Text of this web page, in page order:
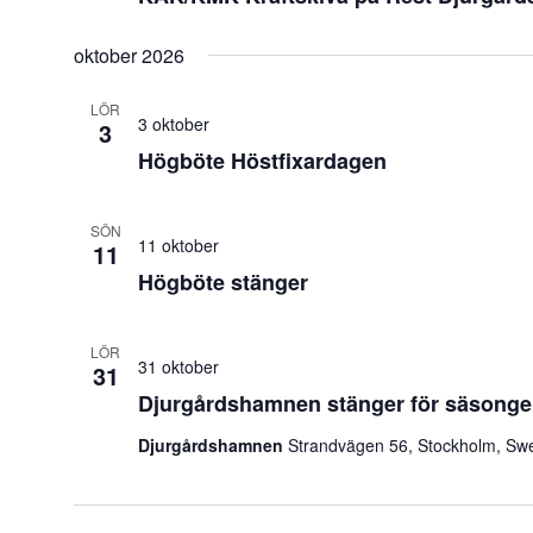
oktober 2026
LÖR
3
Högböte Höstfixardagen
3 oktober
SÖN
11
Högböte stänger
11 oktober
LÖR
31
Djurgårdshamnen stänger för
31 oktober
Djurgårdshamnen Strandvägen 56, Stockholm,